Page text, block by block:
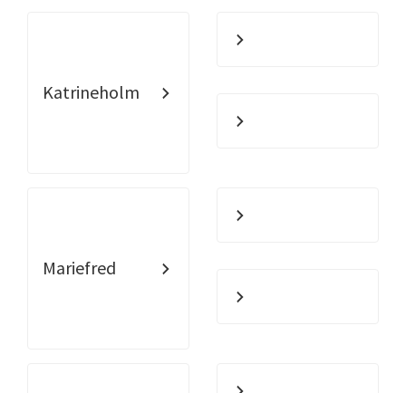
Katrineholm
Mariefred